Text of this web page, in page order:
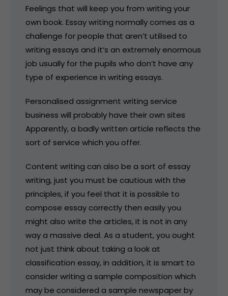
Feelings that will keep you from writing your
own book. Essay writing normally comes as a
challenge for people that aren’t utilised to
writing essays and it’s an extremely enormous
job usually for the pupils who don’t have any
type of experience in writing essays.
Personalised assignment writing service
business will probably have their own sites
Apparently, a badly written article reflects the
sort of service which you offer.
Content writing can also be a sort of essay
writing, just you must be cautious with the
principles, if you feel that it is possible to
compose essay correctly then easily you
might also write the articles, it is not in any
way a massive deal. As a student, you ought
not just think about taking a look at
classification essay, in addition, it is smart to
consider writing a sample composition which
may be considered a sample newspaper by